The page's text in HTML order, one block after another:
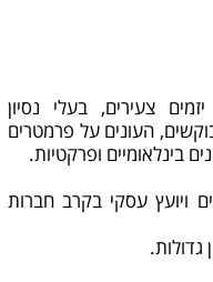
צעירים, בעלי נסיון
העונים על פרמטרים
בינלאומיים ופרקטיות.
ויועץ עסקי בקרב חברות
גדולות.